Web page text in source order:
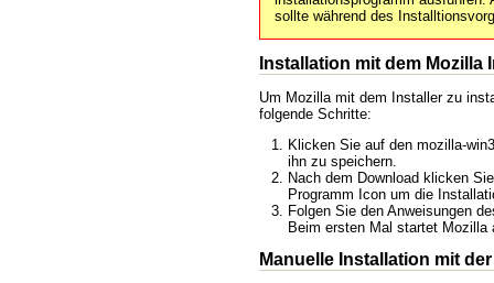
sollte während des
Installation mit dem Mozilla
Um Mozilla mit dem Installer zu
folgende Schritte:
Klicken Sie auf den mozilla-
ihn zu speichern.
Nach dem Download klicken
Programm Icon um die
Folgen Sie den Anweisungen
Beim ersten Mal startet Mozilla
Manuelle Installation mit